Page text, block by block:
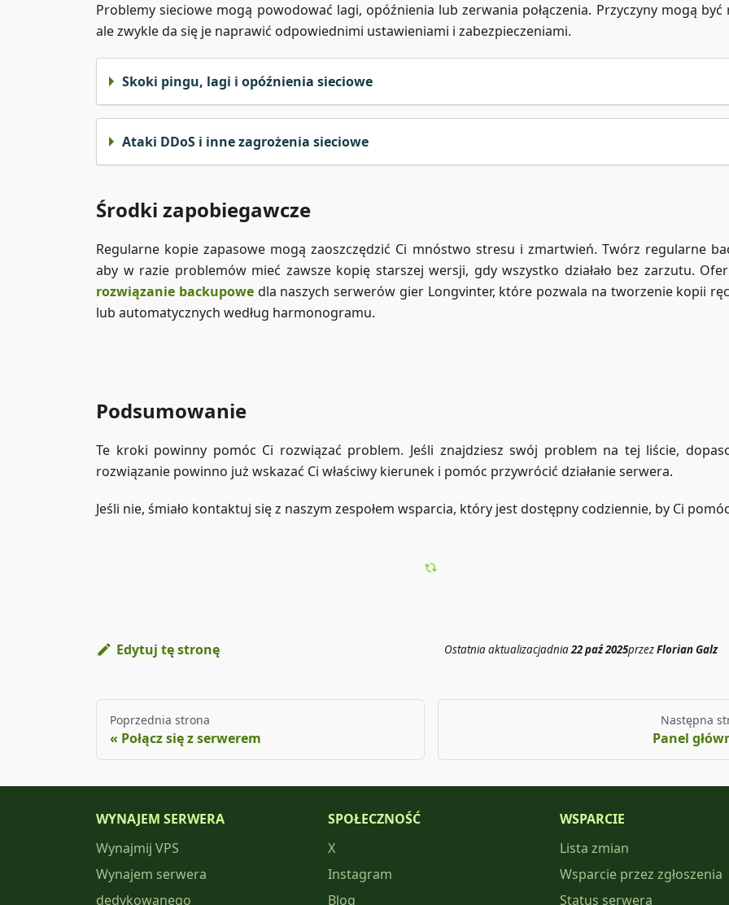
Problemy sieciowe mogą powodować lagi, opóźnienia lub zerwania połączenia. Przyczyny mogą być
ale zwykle da się je naprawić odpowiednimi ustawieniami i zabezpieczeniami.
Skoki pingu, lagi i opóźnienia sieciowe
Ataki DDoS i inne zagrożenia sieciowe
Środki zapobiegawcze
Regularne kopie zapasowe mogą zaoszczędzić Ci mnóstwo stresu i zmartwień. Twórz regularne
aby w razie problemów mieć zawsze kopię starszej wersji, gdy wszystko działało bez zarzutu.
rozwiązanie backupowedla naszych serwerów gier Longvinter, które pozwala na tworzenie kopii
lub automatycznych według harmonogramu.
Podsumowanie
Te kroki powinny pomóc Ci rozwiązać problem. Jeśli znajdziesz swój problem na tej liście,
rozwiązanie powinno już wskazać Ci właściwy kierunek i pomóc przywrócić działanie serwera.
Jeśli nie, śmiało kontaktuj się z naszym zespołem wsparcia, który jest dostępny codziennie, by Ci
Edytuj tę stronę Ostatnia aktualizacjadnia22 paź 2025przezFlorian Galz
Poprzednia strona
Połącz się z serwerem
Następna
Panel
WYNAJEM SERWERA
Wynajmij VPS
Wynajem serwera
dedykowanego
SPOŁECZNOŚĆ
X
Instagram
Blog
WSPARCIE
Lista zmian
Wsparcie przez zgłoszenia
Status serwera